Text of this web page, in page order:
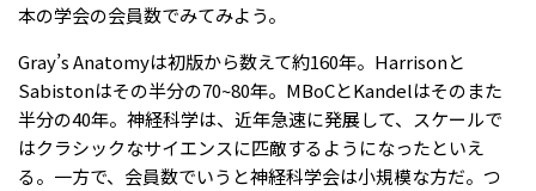
本の学会の会員数でみてみよう。
Gray’s Anatomyは初版から数えて約160年。Harrisonと
Sabistonはその半分の70~80年。MBoCとKandelはそのまた
半分の40年。神経科学は、近年急速に発展して、スケールで
はクラシックなサイエンスに匹敵するようになったといえ
る。一方で、会員数でいうと神経科学会は小規模な方だ。つ